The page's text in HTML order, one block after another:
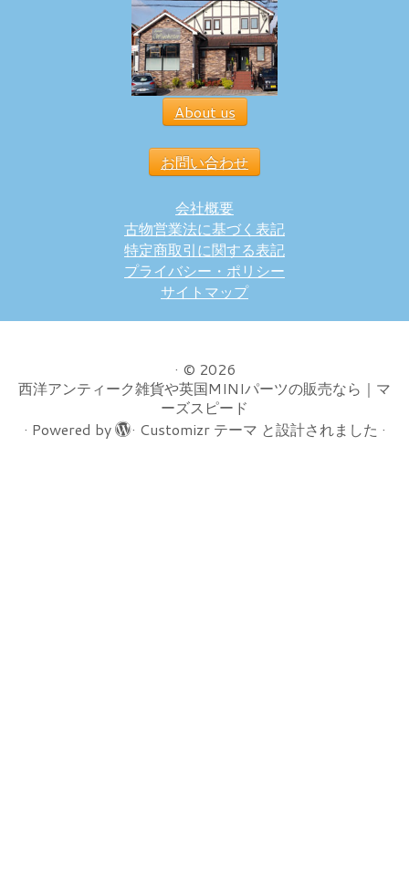
About us
お問い合わせ
会社概要
古物営業法に基づく表記
特定商取引に関する表記
プライバシー・ポリシー
サイトマップ
· © 2026
西洋アンティーク雑貨や英国MINIパーツの販売なら｜マ
ーズスピード
· Powered by · Customizr テーマ と設計されました ·